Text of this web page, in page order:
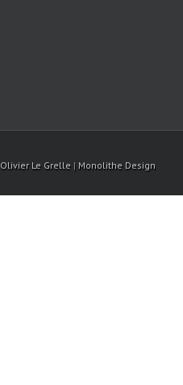
Olivier Le Grelle | Monolithe Design